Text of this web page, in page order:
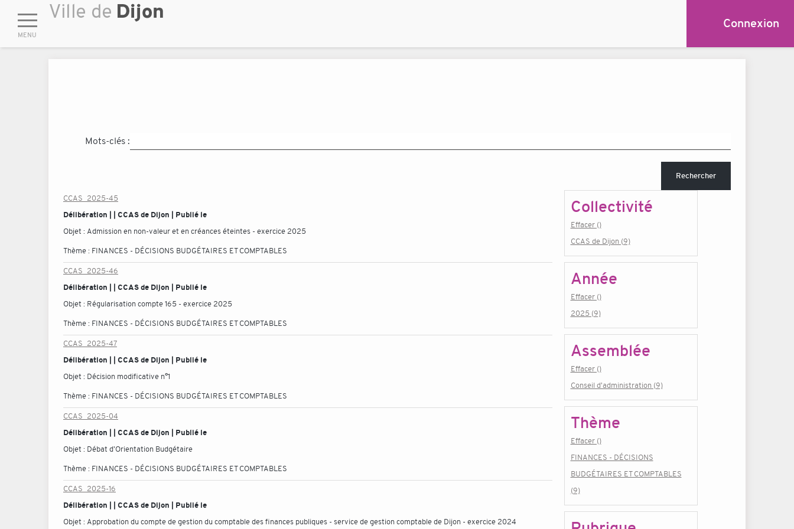
Connexion
Mots-clés :
Rechercher
CCAS_2025-45
Délibération | | CCAS de Dijon | Publié le
Objet : Admission en non-valeur et en créances éteintes - exercice 2025
Thème : FINANCES - DÉCISIONS BUDGÉTAIRES ET COMPTABLES
CCAS_2025-46
Délibération | | CCAS de Dijon | Publié le
Objet : Régularisation compte 165 - exercice 2025
Thème : FINANCES - DÉCISIONS BUDGÉTAIRES ET COMPTABLES
CCAS_2025-47
Délibération | | CCAS de Dijon | Publié le
Objet : Décision modificative n°1
Thème : FINANCES - DÉCISIONS BUDGÉTAIRES ET COMPTABLES
CCAS_2025-04
Délibération | | CCAS de Dijon | Publié le
Objet : Débat d'Orientation Budgétaire
Thème : FINANCES - DÉCISIONS BUDGÉTAIRES ET COMPTABLES
CCAS_2025-16
Délibération | | CCAS de Dijon | Publié le
Objet : Approbation du compte de gestion du comptable des finances publiques - service de gestion comptable de Dijon - exercice 2024
Collectivité
Effacer ()
CCAS de Dijon (9)
Année
Effacer ()
2025 (9)
Assemblée
Effacer ()
Conseil d'administration (9)
Thème
Effacer ()
FINANCES - DÉCISIONS
BUDGÉTAIRES ET COMPTABLES
(9)